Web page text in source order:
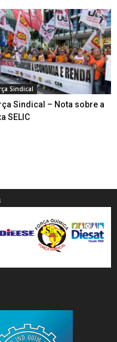
Sindical
Sindical – Nota sobre a
SELIC